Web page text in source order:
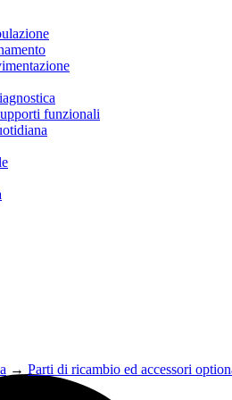
funzionali
→ Parti di ricambio ed accessori